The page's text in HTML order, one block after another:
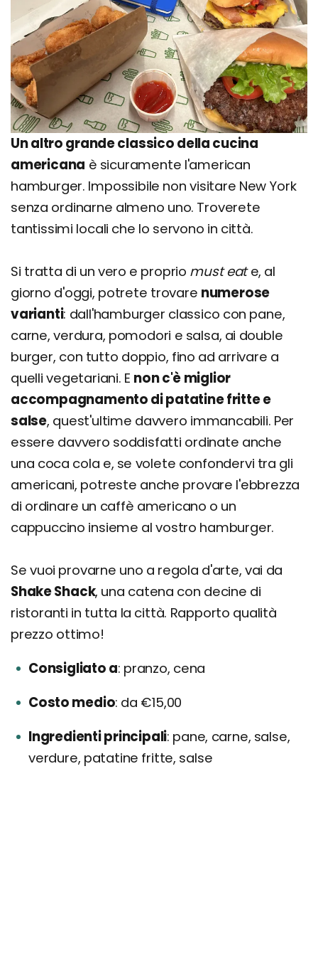
Un altro grande classico della cucina
americana è sicuramente l'american
hamburger. Impossibile non visitare New York
senza ordinarne almeno uno. Troverete
tantissimi locali che lo servono in città.
Si tratta di un vero e proprio must eate, al
giorno d'oggi, potrete trovare numerose
varianti: dall'hamburger classico con pane,
carne, verdura, pomodori e salsa, ai double
burger, con tutto doppio, fino ad arrivare a
quelli vegetariani. E non c'è miglior
accompagnamento di patatine fritte e
salse, quest'ultime davvero immancabili. Per
essere davvero soddisfatti ordinate anche
una coca cola e, se volete confondervi tra gli
americani, potreste anche provare l'ebbrezza
di ordinare un caffè americano o un
cappuccino insieme al vostro hamburger.
Se vuoi provarne uno a regola d'arte, vai da
Shake Shack, una catena con decine di
ristoranti in tutta la città. Rapporto qualità
prezzo ottimo!
Consigliato a pranzo, cena
Costo medio da €15,00
Ingredienti principali pane, carne, salse,
verdure, patatine fritte, salse